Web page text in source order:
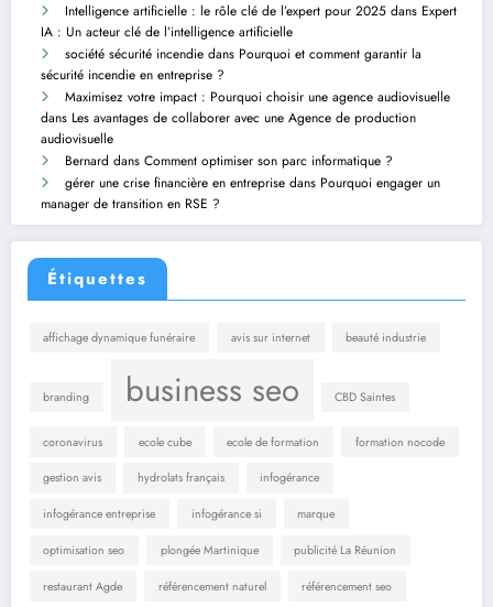
Intelligence artificielle : le rôle clé de l’expert pour 2025 dans Expert
IA : Un acteur clé de l’intelligence artificielle
société sécurité incendie dans Pourquoi et comment garantir la
sécurité incendie en entreprise ?
Maximisez votre impact : Pourquoi choisir une agence audiovisuelle
dans Les avantages de collaborer avec une Agence de production
audiovisuelle
Bernard dans Comment optimiser son parc informatique ?
gérer une crise financière en entreprise dans Pourquoi engager un
manager de transition en RSE ?
Étiquettes
affichage dynamique funéraire avis sur internet beauté industrie
branding business seo CBD Saintes
coronavirus ecole cube ecole de formation formation nocode
gestion avis hydrolats français infogérance
infogérance entreprise infogérance si marque
optimisation seo plongée Martinique publicité La Réunion
restaurant Agde référencement naturel référencement seo